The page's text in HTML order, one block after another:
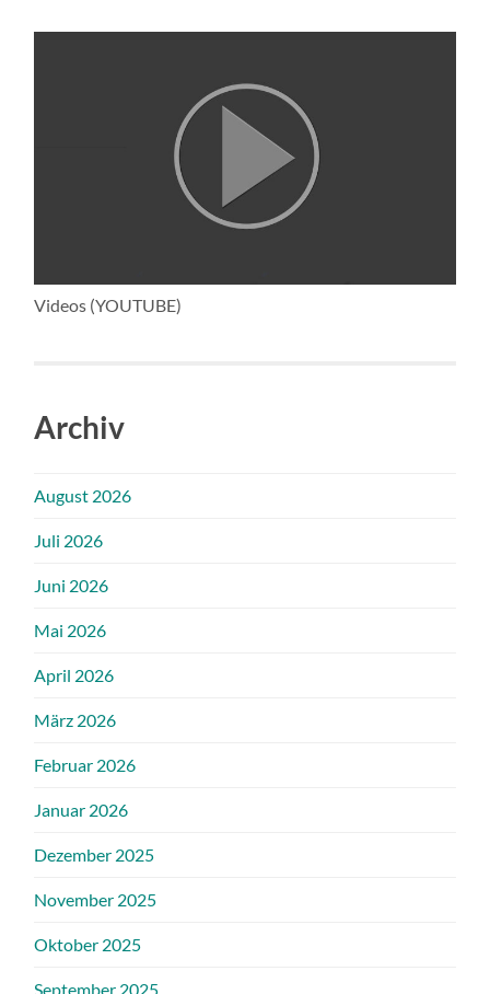
Videos (YOUTUBE)
Archiv
August 2026
Juli 2026
Juni 2026
Mai 2026
April 2026
März 2026
Februar 2026
Januar 2026
Dezember 2025
November 2025
Oktober 2025
September 2025